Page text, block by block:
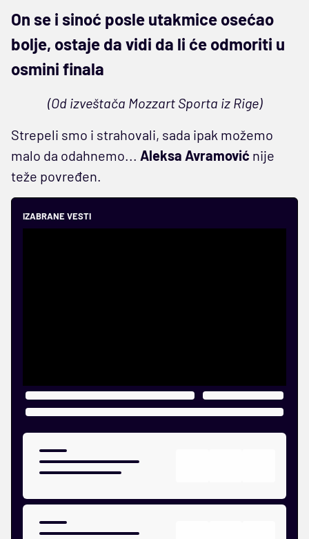
On se i sinoć posle utakmice osećao
bolje, ostaje da vidi da li će odmoriti u
osmini finala
(Od izveštača Mozzart Sporta iz Rige)
Strepeli smo i strahovali, sada ipak možemo
malo da odahnemo... Aleksa Avramović nije
teže povređen.
IZABRANE VESTI